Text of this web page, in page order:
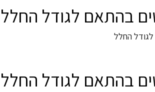
בהתאם לגודל החלל
החלל
בהתאם לגודל החלל